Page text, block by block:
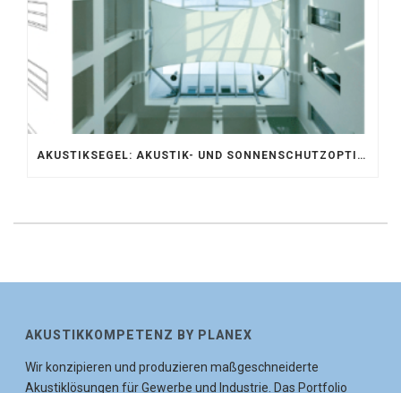
AKUSTIKSEGEL: AKUSTIK- UND SONNENSCHUTZOPTIMIERUNG IM ATRIUM DER UNIVERSITÄT BONN
AKUSTIKKOMPETENZ BY PLANEX
Wir konzipieren und produzieren maßgeschneiderte
Akustiklösungen für Gewerbe und Industrie. Das Portfolio